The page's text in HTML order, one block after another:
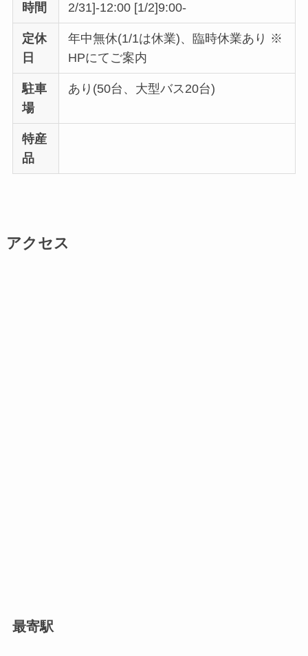
時間
2/31]-12:00 [1/2]9:00-
定休
日
年中無休(1/1は休業)、臨時休業あり ※
HPにてご案内
駐車
場
あり(50台、大型バス20台)
特産
品
アクセス
最寄駅